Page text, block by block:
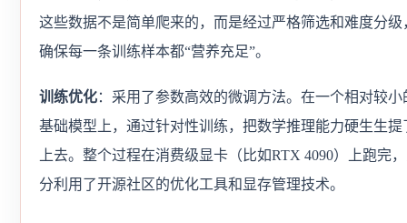
这些数据不是简单爬来的，而是经过严格筛选和难度分级
确保每一条训练样本都“营养充足”。
训练优化：采用了参数高效的微调方法。在一个相对较小
基础模型上，通过针对性训练，把数学推理能力硬生生提
上去。整个过程在消费级显卡（比如RTX 4090）上跑完
分利用了开源社区的优化工具和显存管理技术。